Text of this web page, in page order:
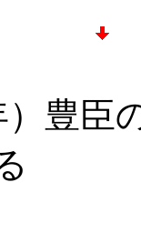
）豊臣